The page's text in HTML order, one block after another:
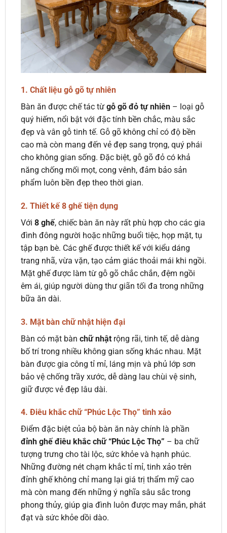
1. Chất liệu gỗ gõ tự nhiên
Bàn ăn được chế tác từ gỗ gõ đỏ tự nhiên– loại gỗ
quý hiếm, nổi bật với đặc tính bền chắc, màu sắc
đẹp và vân gỗ tinh tế. Gỗ gõ không chỉ có độ bền
cao mà còn mang đến vẻ đẹp sang trọng, quý phái
cho không gian sống. Đặc biệt, gỗ gõ đỏ có khả
năng chống mối mọt, cong vênh, đảm bảo sản
phẩm luôn bền đẹp theo thời gian.
2. Thiết kế 8 ghế tiện dụng
Với 8 ghế, chiếc bàn ăn này rất phù hợp cho các gia
đình đông người hoặc những buổi tiệc, họp mặt, tụ
tập bạn bè. Các ghế được thiết kế với kiểu dáng
trang nhã, vừa vặn, tạo cảm giác thoải mái khi ngồi.
Mặt ghế được làm từ gỗ gõ chắc chắn, đệm ngồi
êm ái, giúp người dùng thư giãn tối đa trong những
bữa ăn dài.
3. Mặt bàn chữ nhật hiện đại
Bàn có mặt bàn chữ nhậtrộng rãi, tinh tế, dễ dàng
bố trí trong nhiều không gian sống khác nhau. Mặt
bàn được gia công tỉ mỉ, láng mịn và phủ lớp sơn
bảo vệ chống trầy xước, dễ dàng lau chùi vệ sinh,
giữ được vẻ đẹp lâu dài.
4. Điêu khắc chữ “Phúc Lộc Thọ” tinh xảo
Điểm đặc biệt của bộ bàn ăn này chính là phần
đỉnh ghế điêu khắc chữ “Phúc Lộc Thọ” – ba chữ
tượng trưng cho tài lộc, sức khỏe và hạnh phúc.
Những đường nét chạm khắc tỉ mỉ, tinh xảo trên
đỉnh ghế không chỉ mang lại giá trị thẩm mỹ cao
mà còn mang đến những ý nghĩa sâu sắc trong
phong thủy, giúp gia đình luôn được may mắn, phát
đạt và sức khỏe dồi dào.